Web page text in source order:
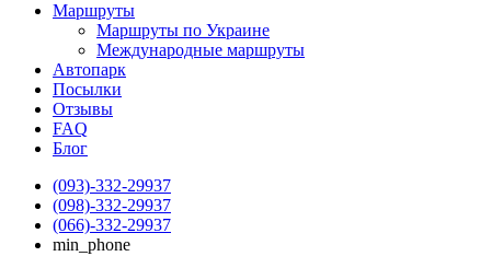
Маршруты
Маршруты по Украине
Международные маршруты
Автопарк
Посылки
Отзывы
FAQ
Блог
(093)-332-29937
(098)-332-29937
(066)-332-29937
min_phone